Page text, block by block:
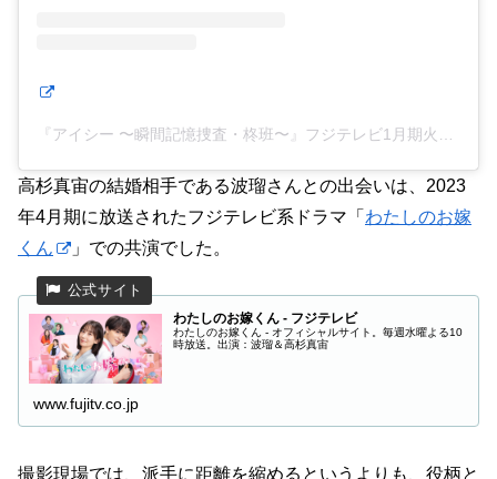
高杉真宙の結婚相手である波瑠さんとの出会いは、2023
年4月期に放送されたフジテレビ系ドラマ「 わたしのお嫁
くん
」での共演でした。
わたしのお嫁くん - フジテレビ
わたしのお嫁くん - オフィシャルサイト。毎週水曜よる10
時放送。出演：波瑠＆高杉真宙
www.fujitv.co.jp
撮影現場では、派手に距離を縮めるというよりも、役柄と